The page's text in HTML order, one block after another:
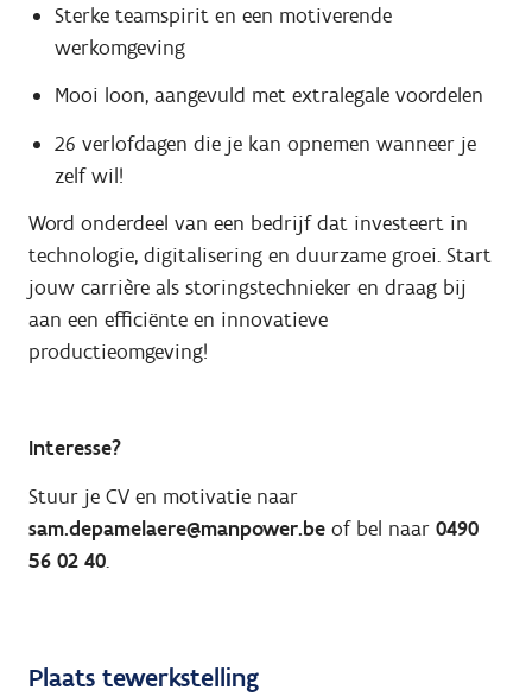
Sterke teamspirit en een motiverende
werkomgeving
Mooi loon, aangevuld met extralegale voordelen
26 verlofdagen die je kan opnemen wanneer je
zelf wil!
Word onderdeel van een bedrijf dat investeert in
technologie, digitalisering en duurzame groei. Start
jouw carrière als storingstechnieker en draag bij
aan een efficiënte en innovatieve
productieomgeving!
Interesse?
Stuur je CV en motivatie naar
sam.depamelaere@manpower.be of bel naar 0490
56 02 40.
Plaats tewerkstelling